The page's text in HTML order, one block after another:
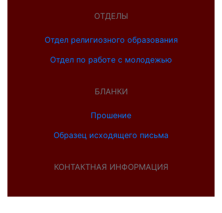
ОТДЕЛЫ
Отдел религиозного образования
Отдел по работе с молодежью
БЛАНКИ
Прошение
Образец исходящего письма
КОНТАКТНАЯ ИНФОРМАЦИЯ